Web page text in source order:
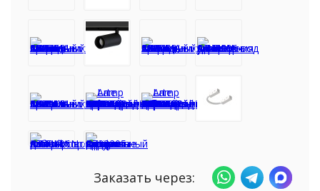
Заказать через: